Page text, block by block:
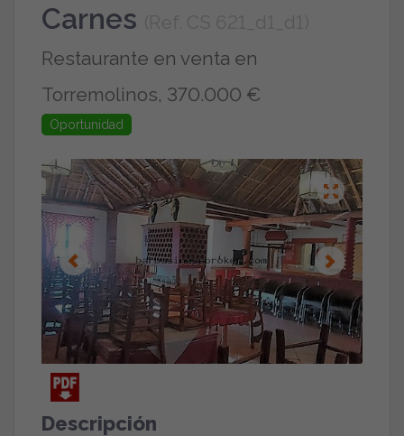
Carnes
Restaurante en venta en
Torremolinos, 370.000 €
Oportunidad
Descripción